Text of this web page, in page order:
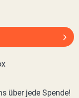
über jede Spende!